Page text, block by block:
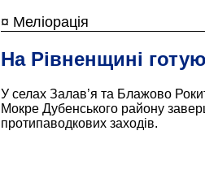
¤ Меліорація
На Рівненщині
У селах Залав’я та Блажово
Мокре Дубенського району
протипаводкових заходів.